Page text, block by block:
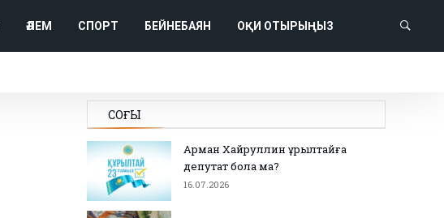
ӘЛЕМ СПОРТ БЕЙНЕБАЯН ОҚИ ОТЫРЫҢЫЗ
СОҢҒЫ
Арман Хайруллин Құрылтайға
депутат бола ма?
16.07.2026